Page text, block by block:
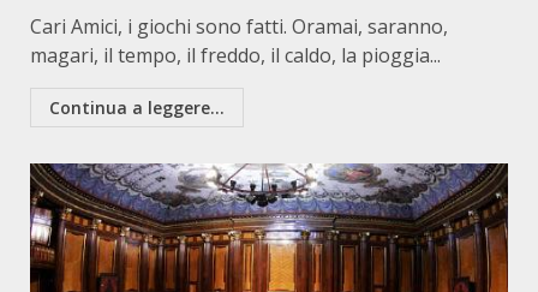
Cari Amici, i giochi sono fatti. Oramai, saranno,
magari, il tempo, il freddo, il caldo, la pioggia...
Continua a leggere...